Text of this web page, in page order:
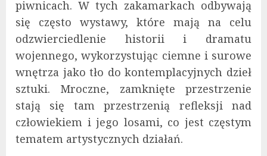
piwnicach. W tych zakamarkach odbywają
się często wystawy, które mają na celu
odzwierciedlenie historii i dramatu
wojennego, wykorzystując ciemne i surowe
wnętrza jako tło do kontemplacyjnych dzieł
sztuki. Mroczne, zamknięte przestrzenie
stają się tam przestrzenią refleksji nad
człowiekiem i jego losami, co jest częstym
tematem artystycznych działań.